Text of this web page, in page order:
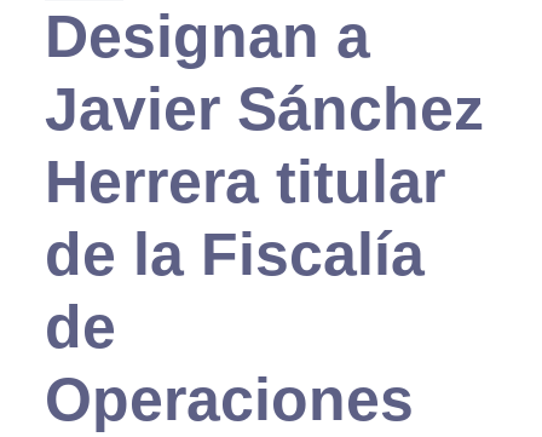
Designan a
Javier Sánchez
Herrera titular
de la Fiscalía
de
Operaciones